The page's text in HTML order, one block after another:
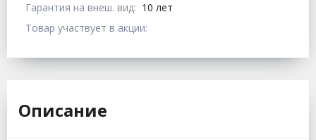
Гарантия на внеш. вид: 10 лет
Товар участвует в акции:
Описание